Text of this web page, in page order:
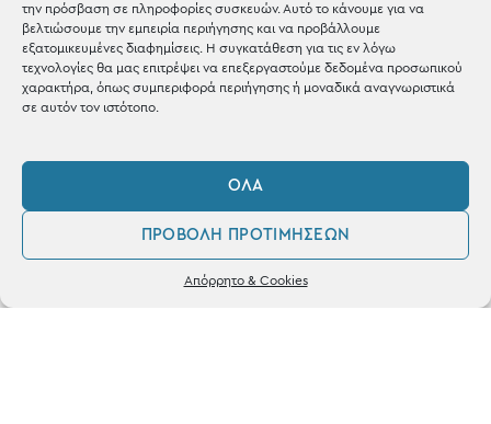
την πρόσβαση σε πληροφορίες συσκευών. Αυτό το κάνουμε για να
βελτιώσουμε την εμπειρία περιήγησης και να προβάλλουμε
εξατομικευμένες διαφημίσεις. Η συγκατάθεση για τις εν λόγω
τεχνολογίες θα μας επιτρέψει να επεξεργαστούμε δεδομένα προσωπικού
χαρακτήρα, όπως συμπεριφορά περιήγησης ή μοναδικά αναγνωριστικά
σε αυτόν τον ιστότοπο.
ΌΛΑ
ΠΡΟΒΟΛΉ ΠΡΟΤΙΜΉΣΕΩΝ
Απόρρητο & Cookies
Shop the look
ΚΑΤΑΣΤΗΜΑ
Σταθά 17, 38221 Βόλος
Δευ / Τετ / Σαβ: 09:00 - 15:00
0